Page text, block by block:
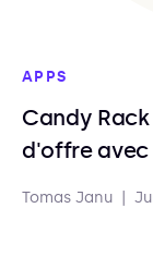
APPS
Candy
d'offre avec
Tomas Janu